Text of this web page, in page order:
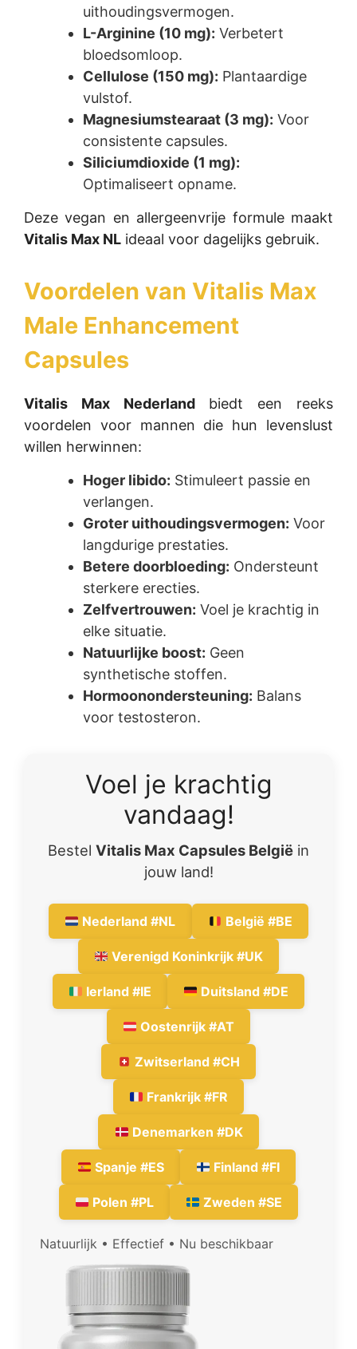
uithoudingsvermogen.
L-Arginine (10 mg): Verbetert
bloedsomloop.
Cellulose (150 mg): Plantaardige
vulstof.
Magnesiumstearaat (3 mg): Voor
consistente capsules.
Siliciumdioxide (1 mg):
Optimaliseert opname.
Deze vegan en allergeenvrije formule maakt
Vitalis Max NL ideaal voor dagelijks gebruik.
Voordelen van Vitalis Max
Male Enhancement
Capsules
Vitalis Max Nederlandbiedt een reeks
voordelen voor mannen die hun levenslust
willen herwinnen:
Hoger libido: Stimuleert passie en
verlangen.
Groter uithoudingsvermogen: Voor
langdurige prestaties.
Betere doorbloeding: Ondersteunt
sterkere erecties.
Zelfvertrouwen: Voel je krachtig in
elke situatie.
Natuurlijke boost: Geen
synthetische stoffen.
Hormoonondersteuning: Balans
voor testosteron.
Voel je krachtig
vandaag!
Bestel Vitalis Max Capsules België in
jouw land!
Nederland #NL België #BE
Verenigd Koninkrijk #UK
Ierland #IE Duitsland #DE
Oostenrijk #AT
Zwitserland #CH
Frankrijk #FR
Denemarken #DK
Spanje #ES Finland #FI
Polen #PL Zweden #SE
Natuurlijk • Effectief • Nu beschikbaar